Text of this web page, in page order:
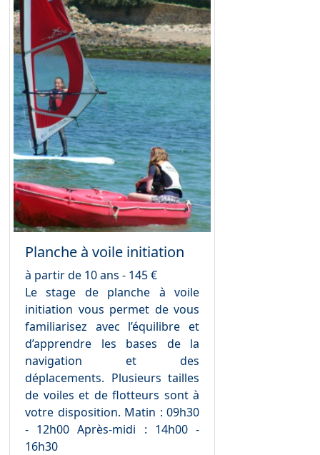
Planche à voile initiation
à partir de 10 ans - 145 €
Le stage de planche à voile
initiation vous permet de vous
familiarisez avec l’équilibre et
d’apprendre les bases de la
navigation et des
déplacements. Plusieurs tailles
de voiles et de flotteurs sont à
votre disposition. Matin : 09h30
- 12h00 Après-midi : 14h00 -
16h30